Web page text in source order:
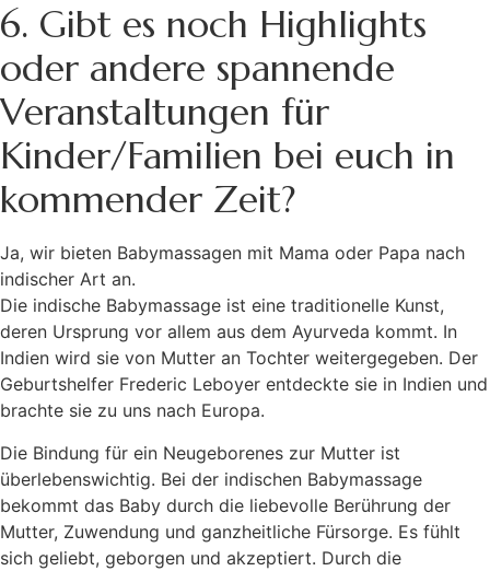
6. Gibt es noch Highlights
oder andere spannende
Veranstaltungen für
Kinder/Familien bei euch in
kommender Zeit?
Ja, wir bieten Babymassagen mit Mama oder Papa nach
indischer Art an.
Die indische Babymassage ist eine traditionelle Kunst,
deren Ursprung vor allem aus dem Ayurveda kommt. In
Indien wird sie von Mutter an Tochter weitergegeben. Der
Geburtshelfer Frederic Leboyer entdeckte sie in Indien und
brachte sie zu uns nach Europa.
Die Bindung für ein Neugeborenes zur Mutter ist
überlebenswichtig. Bei der indischen Babymassage
bekommt das Baby durch die liebevolle Berührung der
Mutter, Zuwendung und ganzheitliche Fürsorge. Es fühlt
sich geliebt, geborgen und akzeptiert. Durch die